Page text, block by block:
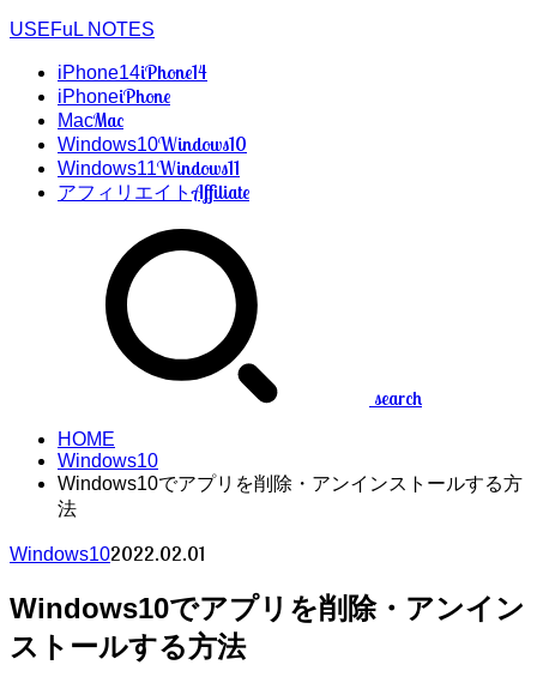
USEFuL NOTES
iPhone14iPhone14
iPhoneiPhone
MacMac
Windows10Windows10
Windows11Windows11
アフィリエイトAffiliate
search
HOME
Windows10
Windows10でアプリを削除・アンインストールする方
法
Windows102022.02.01
Windows10でアプリを削除・アンイン
ストールする方法